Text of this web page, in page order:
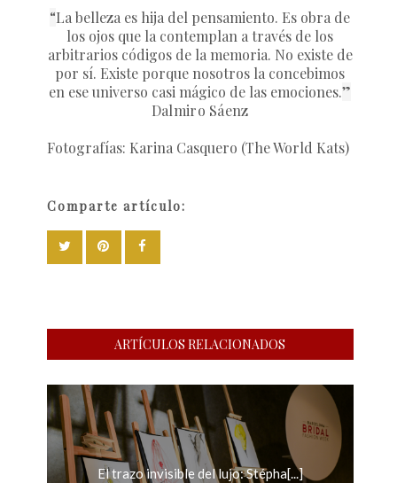
“La belleza es hija del pensamiento. Es obra de
los ojos que la contemplan a través de los
arbitrarios códigos de la memoria. No existe de
por sí. Existe porque nosotros la concebimos
en ese universo casi mágico de las emociones.”
Dalmiro Sáenz
Fotografías: Karina Casquero (The World Kats)
Comparte artículo:
ARTÍCULOS RELACIONADOS
El trazo invisible del lujo: Stépha[...]